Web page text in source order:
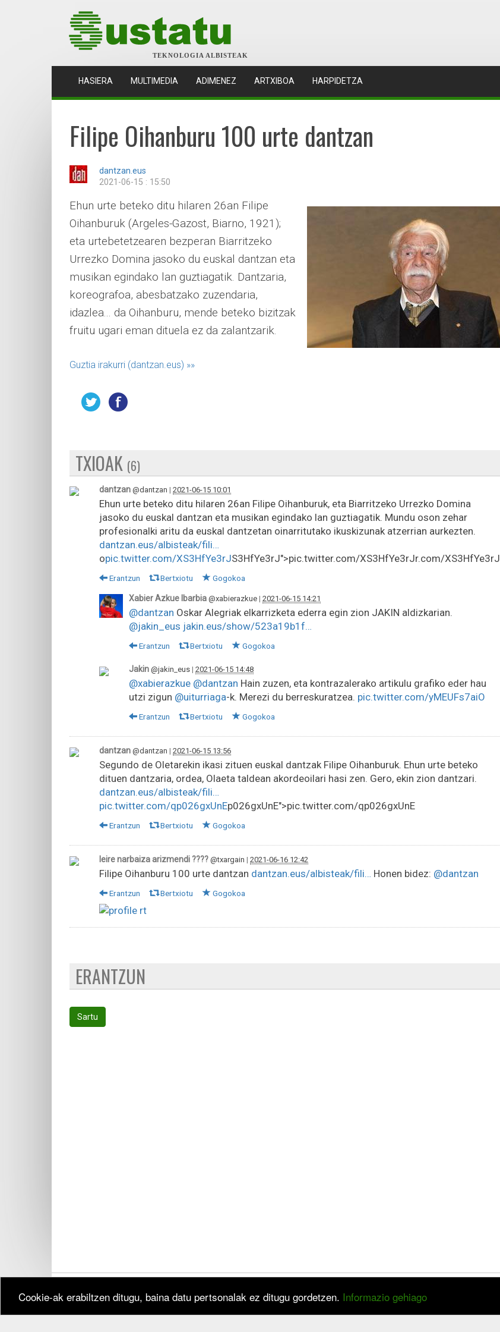
Cookie-ak erabiltzen ditugu, baina datu pertsonalak ez ditugu gordetzen. Informazio gehiago
TEKNOLOGIA ALBISTEAK
HASIERA (CURRENT)
MULTIMEDIA ADIMENEZ ARTXIBOA HARPIDETZA
Filipe Oihanburu 100 urte dantzan
dantzan.eus
2021-06-15 : 15:50
Ehun urte beteko ditu hilaren 26an Filipe
Oihanburuk (Argeles-Gazost, Biarno, 1921);
eta urtebetetzearen bezperan Biarritzeko
Urrezko Domina jasoko du euskal dantzan eta
musikan egindako lan guztiagatik. Dantzaria,
koreografoa, abesbatzako zuzendaria,
idazlea... da Oihanburu, mende beteko bizitzak
fruitu ugari eman dituela ez da zalantzarik.
Guztia irakurri (dantzan.eus) »»
TXIOAK (6)
dantzan @dantzan | 2021-06-15 10:01
Ehun urte beteko ditu hilaren 26an Filipe Oihanburuk, eta Biarritzeko Urrezko Domina
jasoko du euskal dantzan eta musikan egindako lan guztiagatik. Mundu oson zehar
profesionalki aritu da euskal dantzetan oinarritutako ikuskizunak atzerrian aurkezten.
dantzan.eus/albisteak/fili…
opic.twitter.com/XS3HfYe3rJS3HfYe3rJ">pic.twitter.com/XS3HfYe3rJr.com/XS3HfYe3rJ
Erantzun Bertxiotu Gogokoa
Xabier Azkue Ibarbia @xabierazkue | 2021-06-15 14:21
@dantzan Oskar Alegriak elkarrizketa ederra egin zion JAKIN aldizkarian.
@jakin_eus jakin.eus/show/523a19b1f…
Erantzun Bertxiotu Gogokoa
Jakin @jakin_eus | 2021-06-15 14:48
@xabierazkue @dantzan Hain zuzen, eta kontrazalerako artikulu grafiko eder hau
utzi zigun @uiturriaga-k. Merezi du berreskuratzea. pic.twitter.com/yMEUFs7aiO
Erantzun Bertxiotu Gogokoa
dantzan @dantzan | 2021-06-15 13:56
Segundo de Oletarekin ikasi zituen euskal dantzak Filipe Oihanburuk. Ehun urte beteko
dituen dantzaria, ordea, Olaeta taldean akordeoilari hasi zen. Gero, ekin zion dantzari.
dantzan.eus/albisteak/fili…
pic.twitter.com/qp026gxUnEp026gxUnE">pic.twitter.com/qp026gxUnE
Erantzun Bertxiotu Gogokoa
leire narbaiza arizmendi ???? @txargain | 2021-06-16 12:42
Filipe Oihanburu 100 urte dantzan dantzan.eus/albisteak/fili… Honen bidez: @dantzan
Erantzun Bertxiotu Gogokoa
ERANTZUN
Sartu